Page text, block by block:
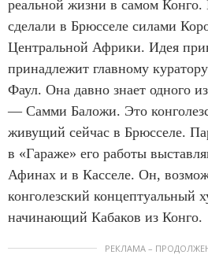
реальной жизни в самом Конго.
сделали в Брюсселе силами
Центральной Африки. Идея
принадлежит главному
Фаул. Она давно знает одного
— Самми Баложи. Это
живущий сейчас в Брюсселе.
в «Гараже» его работы
Афинах и в Касселе. Он,
конголезский концептуальный
начинающий Кабаков из Конго.
РЕКЛАМА –